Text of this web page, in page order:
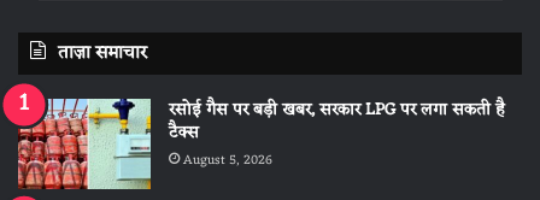
ताज़ा समाचार
रसोई गैस पर बड़ी खबर, सरकार LPG पर लगा सकती है
टैक्स
August 5, 2026